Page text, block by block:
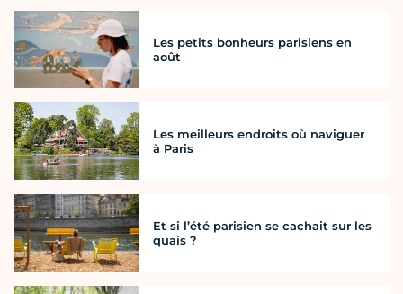
Les petits bonheurs parisiens en
août
Les meilleurs endroits où naviguer
à Paris
Et si l’été parisien se cachait sur les
quais ?